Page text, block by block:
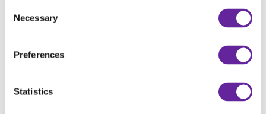
Selection
Necessary
Preferences
Statistics